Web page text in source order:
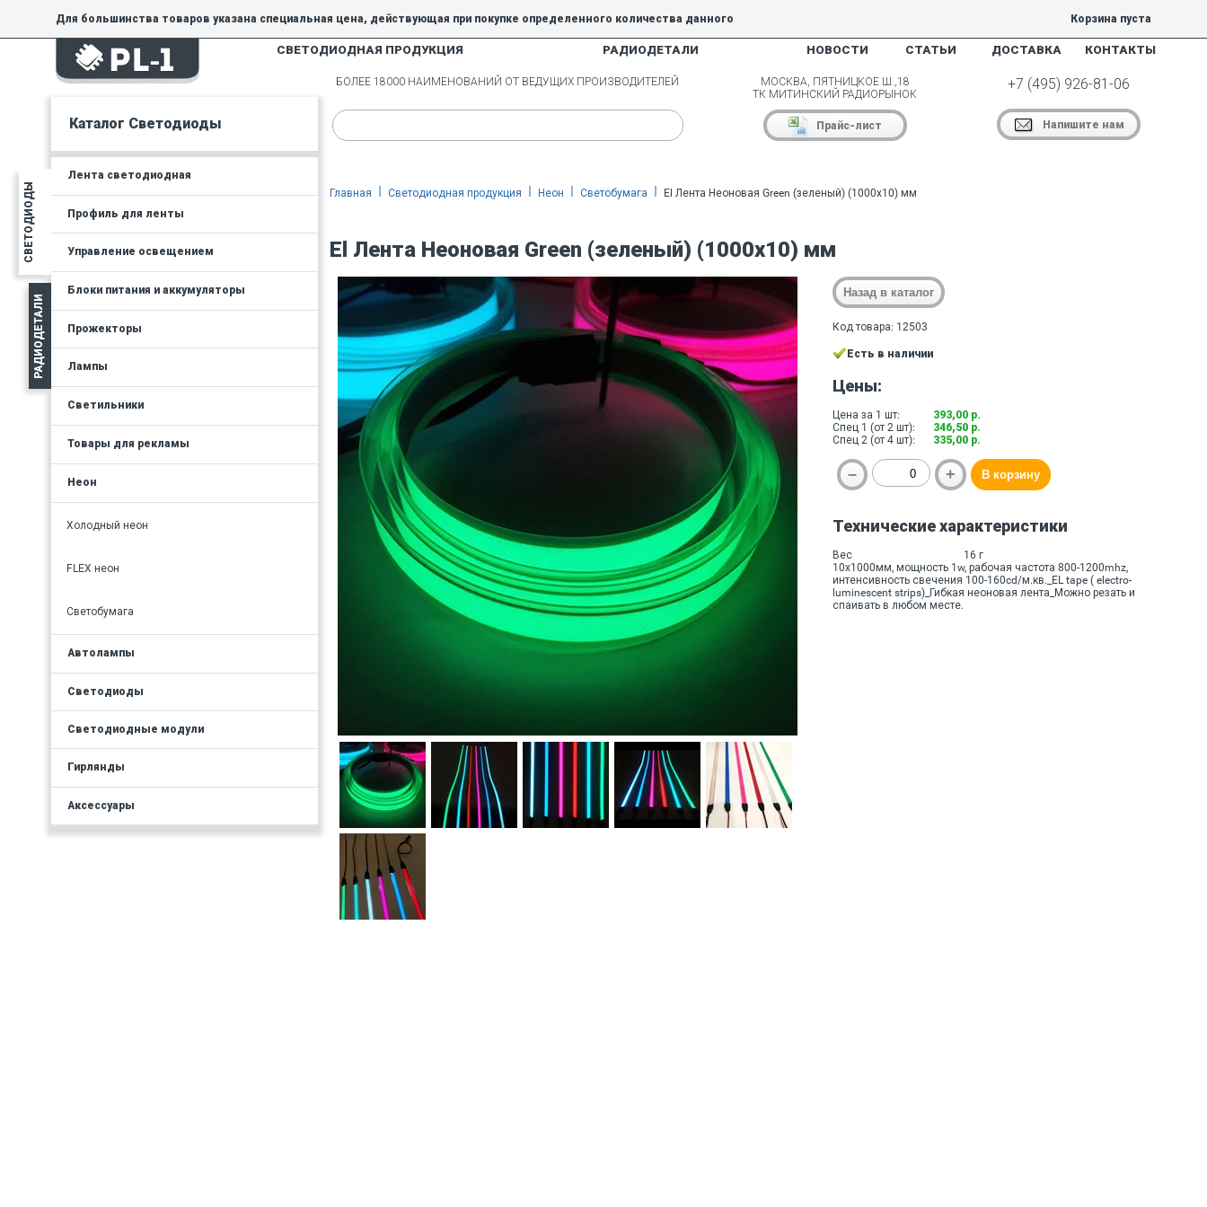
Для большинства товаров указана специальная цена, действующая при покупке определенного количества данного
товара.
На товары, купленные по специальной цене, общие скидки 5% и 10% не действуют.
Корзина пуста
СВЕТОДИОДНАЯ ПРОДУКЦИЯ РАДИОДЕТАЛИ НОВОСТИ СТАТЬИ ДОСТАВКА КОНТАКТЫ
СВЕТОДИОДЫ
РАДИОДЕТАЛИ
Каталог Светодиоды
Лента светодиодная
Профиль для ленты
Управление освещением
Блоки питания и аккумуляторы
Прожекторы
Лампы
Светильники
Товары для рекламы
Неон
Холодный неон
FLEX неон
Светобумага
Автолампы
Светодиоды
Светодиодные модули
Гирлянды
Аксессуары
БОЛЕЕ 18000 НАИМЕНОВАНИЙ ОТ ВЕДУЩИХ ПРОИЗВОДИТЕЛЕЙ
МОСКВА, ПЯТНИЦКОЕ Ш.,18
ТК МИТИНСКИЙ РАДИОРЫНОК
Прайс-лист
+7 (495) 926-81-06
Напишите нам
Главная Светодиодная продукция Неон Светобумага El Лента Неоновая Green (зеленый) (1000х10) мм
El Лента Неоновая Green (зеленый) (1000х10) мм
Код товара: 12503
Есть в наличии
Цены:
Цена за 1 шт:
393,00 р.
Спец 1 (от 2 шт):
346,50 р.
Спец 2 (от 4 шт):
335,00 р.
Технические характеристики
Вес
16 г
10х1000мм, мощность 1w, рабочая частота 800-1200mhz,
интенсивность свечения 100-160cd/м.кв._EL tape ( electro-
luminescent strips)_Гибкая неоновая лента_Можно резать и
спаивать в любом месте.